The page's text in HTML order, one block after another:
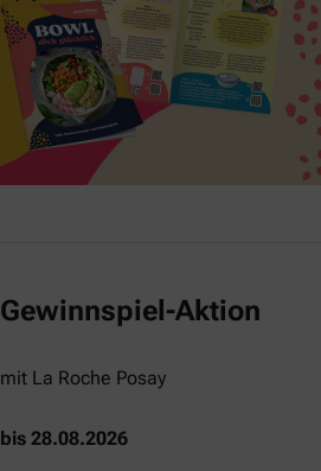
Gewinnspiel-Aktion
mit La Roche Posay
bis 28.08.2026